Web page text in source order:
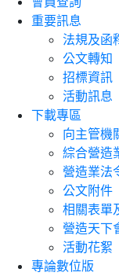
重要訊息
法規及函
公文轉知
招標資訊
活動訊息
下載專區
向主管機
綜合營造
營造業法
公文附件
相關表單
營造天下
活動花絮
專論數位版